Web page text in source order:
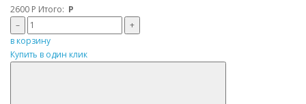
2600 Р Итого: Р
–
+
в корзину
Купить в один клик